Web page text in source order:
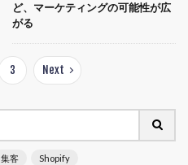
ど、マーケティングの可能性が広
がる
3 Next
集客 Shopify